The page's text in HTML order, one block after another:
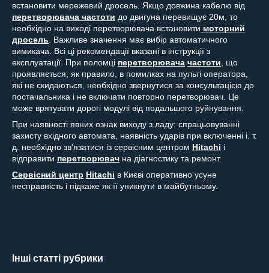
встановити мережевий дросель. Якщо довжина кабелю від
перетворювача частоти до двигуна перевищує 20м, то
необхідно на виході перетворювача встановити моторний
дросель . Важливе значення має вибір автоматичного
вимикача. Всі ці рекомендації вказані в інструкції з
експлуатації. При поломці перетворювача частоти , що
проявляється, як правило, в помилках на пульті оператора,
які не скидаються, необхідно звернутися за консультацією до
постачальника і не включати повторно перетворювач. Це
може врятувати дорогі модулі від подальшого руйнування.
При наявності явних ознак виходу з ладу: спрацьовуванні
захисту вхідного автомата, наявність ударів при включенні і. т.
д. необхідно зв'язатися із сервісним центром Hitachi і
відправити перетворювач на діагностику та ремонт.
Сервісний центр Hitachi в Києві оперативно усуне
несправність і підкаже як її уникнути в майбутньому.
Інші статті рубрики